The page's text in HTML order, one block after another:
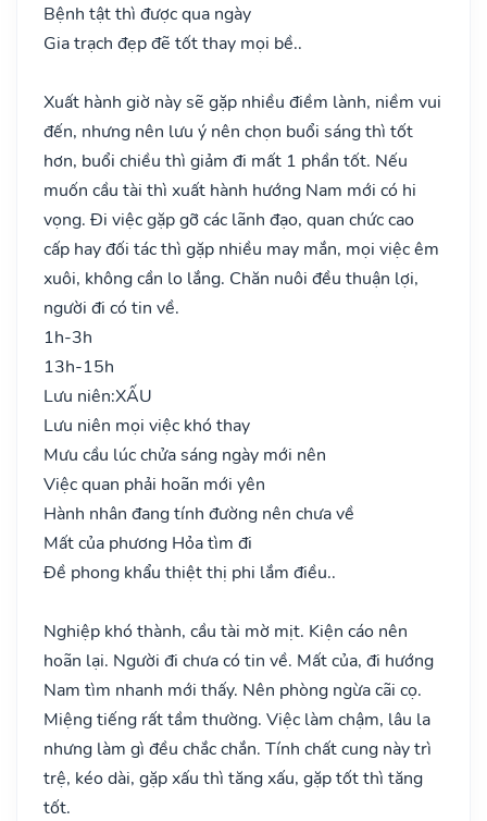
Bệnh tật thì được qua ngày
Gia trạch đẹp đẽ tốt thay mọi bề..
Xuất hành giờ này sẽ gặp nhiều điềm lành, niềm vui
đến, nhưng nên lưu ý nên chọn buổi sáng thì tốt
hơn, buổi chiều thì giảm đi mất 1 phần tốt. Nếu
muốn cầu tài thì xuất hành hướng Nam mới có hi
vọng. Đi việc gặp gỡ các lãnh đạo, quan chức cao
cấp hay đối tác thì gặp nhiều may mắn, mọi việc êm
xuôi, không cần lo lắng. Chăn nuôi đều thuận lợi,
người đi có tin về.
1h-3h
13h-15h
Lưu niên:XẤU
Lưu niên mọi việc khó thay
Mưu cầu lúc chửa sáng ngày mới nên
Việc quan phải hoãn mới yên
Hành nhân đang tính đường nên chưa về
Mất của phương Hỏa tìm đi
Đề phong khẩu thiệt thị phi lắm điều..
Nghiệp khó thành, cầu tài mờ mịt. Kiện cáo nên
hoãn lại. Người đi chưa có tin về. Mất của, đi hướng
Nam tìm nhanh mới thấy. Nên phòng ngừa cãi cọ.
Miệng tiếng rất tầm thường. Việc làm chậm, lâu la
nhưng làm gì đều chắc chắn. Tính chất cung này trì
trệ, kéo dài, gặp xấu thì tăng xấu, gặp tốt thì tăng
tốt.